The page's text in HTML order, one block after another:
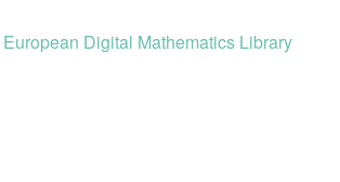
European Digital Mathematics Library